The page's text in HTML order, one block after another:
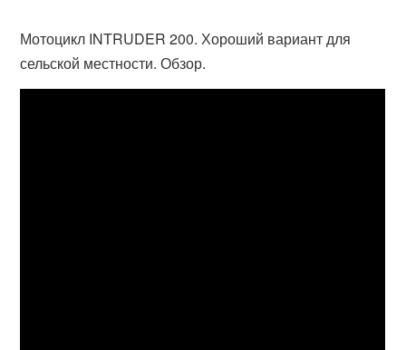
Мотоцикл INTRUDER 200. Хороший вариант для
сельской местности. Обзор.